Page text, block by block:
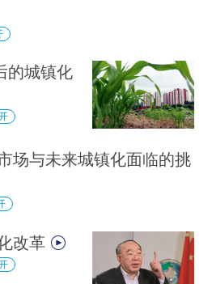
的城镇化
场与未来城镇化面临的挑
改革